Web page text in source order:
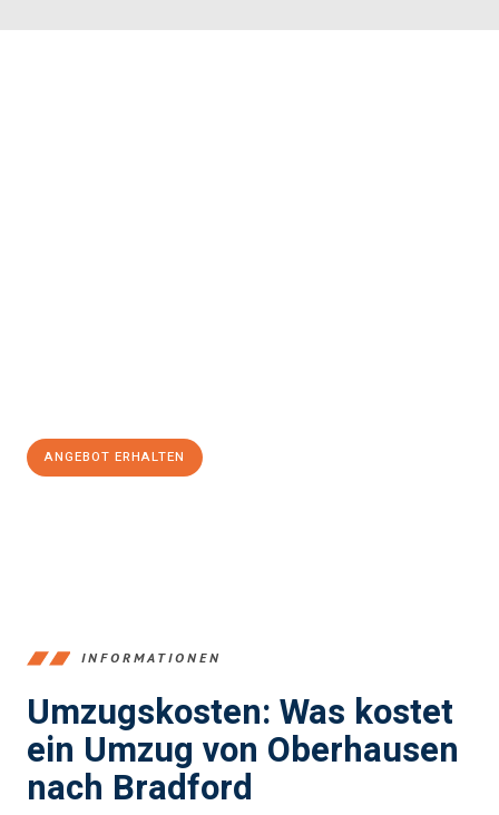
ANGEBOT ERHALTEN
INFORMATIONEN
Umzugskosten: Was kostet
ein Umzug von Oberhausen
nach Bradford